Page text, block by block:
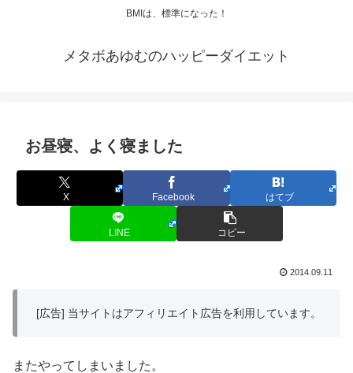
BMIは、標準になった！
メタボあゆむのハッピーダイエット
お昼寝、よく寝ました
X Facebook はてブ
LINE コピー
2014.09.11
[広告] 当サイトはアフィリエイト広告を利用しています。
またやってしまいました。